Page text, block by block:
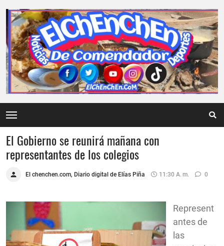
El Gobierno se reunirá mañana con
representantes de los colegios
El chenchen.com, Diario digital de Elías Piña 11:30 A. M. 0
Represent
antes de
las